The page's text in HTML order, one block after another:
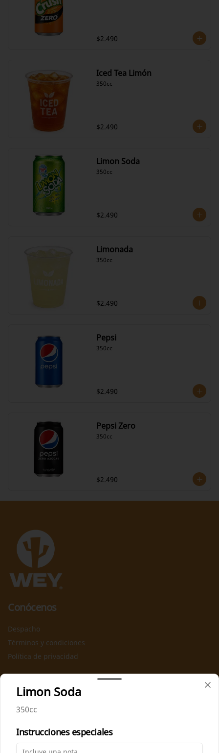
$2.490
Iced Tea Limón
350cc
$2.490
Limon Soda
350cc
$2.490
Limonada
350cc
$2.490
Pepsi
350cc
$2.490
Pepsi Zero
350cc
$2.490
Conócenos
Despacho
Términos y condiciones
Política de privacidad
Redes sociales
Instagram
Facebook
Mi cuenta
Limon Soda
350cc
Instrucciones especiales